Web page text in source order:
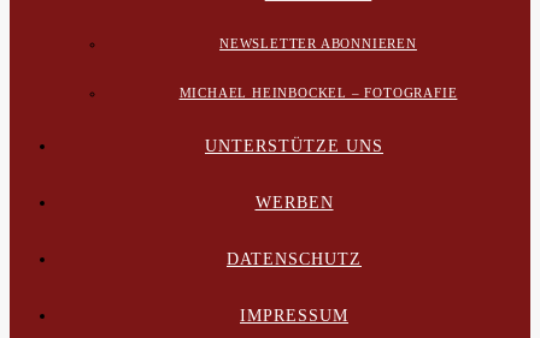
NEWSLETTER ABONNIEREN
MICHAEL HEINBOCKEL – FOTOGRAFIE
UNTERSTÜTZE UNS
WERBEN
DATENSCHUTZ
IMPRESSUM